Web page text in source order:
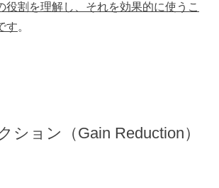
役割を理解し、それを効果的に使うこ
す。
ション（Gain Reduction）